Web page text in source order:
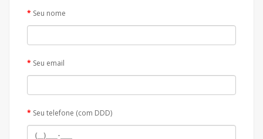
Seu nome
Seu email
Seu telefone (com DDD)